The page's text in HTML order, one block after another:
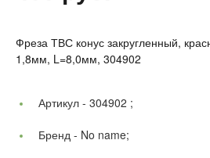
Фреза ТВС конус закругленный,
1,8мм, L=8,0мм, 304902
Артикул - 304902 ;
Бренд - No name;